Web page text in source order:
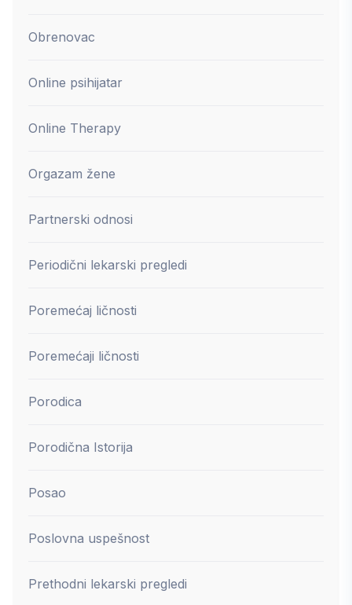
Obrenovac
Online psihijatar
Online Therapy
Orgazam žene
Partnerski odnosi
Periodični lekarski pregledi
Poremećaj ličnosti
Poremećaji ličnosti
Porodica
Porodična Istorija
Posao
Poslovna uspešnost
Prethodni lekarski pregledi